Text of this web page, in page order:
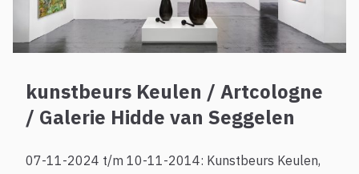
kunstbeurs Keulen / Artcologne
/ Galerie Hidde van Seggelen
07-11-2024 t/m 10-11-2014: Kunstbeurs Keulen,